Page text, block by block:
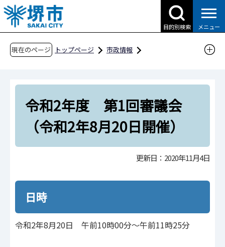
こ
の
ペ
目的別検索 メニュー
現在のページ トップページ
市政情報
環境局
環境事業部
堺市廃棄物減量等推進審議会
審議会の開催状況
令和2年度
令和2年度 第1回審議会（令和2年8月20日開
催）
令和2年度 第1回審議会
（令和2年8月20日開催）
更新日：2020年11月4日
日時
令和2年8月20日 午前10時00分～午前11時25分